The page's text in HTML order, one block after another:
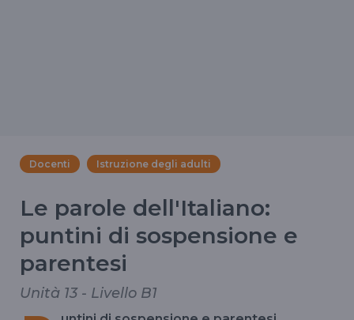
Docenti Istruzione degli adulti
Le parole dell'Italiano:
puntini di sospensione e
parentesi
Unità 13 - Livello B1